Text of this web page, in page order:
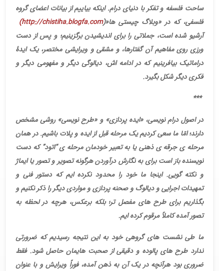
ساحت فلسفه و تفکر با دنیای درام. اینکه بیاییم از بیانات اعضای گروه
فلسفی، که در «وبلاگ چیستی ها»
(http://chistiha.blogfa.com)
آرشیو شده است، جملاتی را برای اندیشیدن برگزینیم؛ و پس از دست
ورزی روی مفاهیم آن گفتارها، و مشقی و ویرایشی مختصر، یک ایدۀ
دراماتیک بیافرینیم که در ادامه اش، دیالوگی دیگر و مفهومی دیگر و
فکری دیگر شکل بگیرد.
***
در اصول درام نویسی، «ایده پردازی» و «طرح نویسی» روشی مشخص
دارند؛ امّا ما سعی کردیم یک مرحله قبل از ایده و پلات باشیم. در همان
مرحله ی جرقه ی ذهنی یا به تعبیر خودمان مرحله ی “اتود” که دست
نویسنده باز است برای به نگارش درآوردن هرگونه تصویر و تصور یا ایماژ
و نکته گویی. اینجا ما خود را محدود نکرده ایم که دستور فنی و
تمهیدات اجرایی و دیالوگ و صحنه پردازی و مواردی دیگر را ذکر نکنیم و
بگذاریم برای طرح های مفصل تر؛ بلکه برعکس، هرچه در لحظه به
تصور آمده کاملاً مرقوم کرده ایم.
ما طی نشست های گروهی خود به این نتیجه رسیدیم که ضرورتی
ندارد طرح های پالوده و دقیقی از صحبت هایمان حاصل شود. فقط
ضروری بود هرآنچه در یک آن به ذهن آمده، فوراً ویرایش و با عنوان